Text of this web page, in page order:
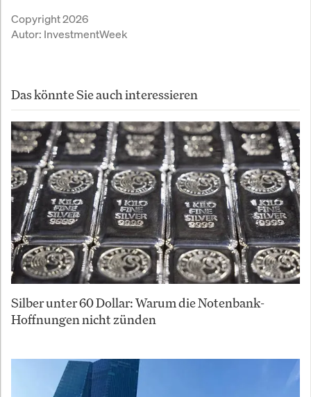
Copyright 2026
Autor: InvestmentWeek
Das könnte Sie auch interessieren
Silber unter 60 Dollar: Warum die Notenbank-
Hoffnungen nicht zünden